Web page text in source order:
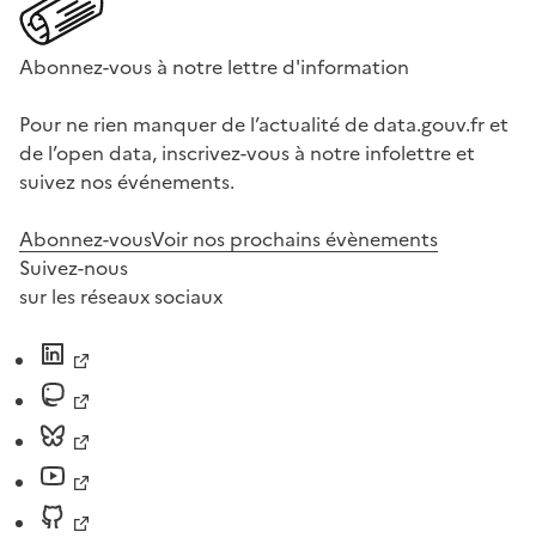
Abonnez-vous à notre lettre d'information
Pour ne rien manquer de l’actualité de data.gouv.fr et
de l’open data, inscrivez-vous à notre infolettre et
suivez nos événements.
Abonnez-vousVoir nos prochains évènements
Suivez-nous
sur les réseaux sociaux